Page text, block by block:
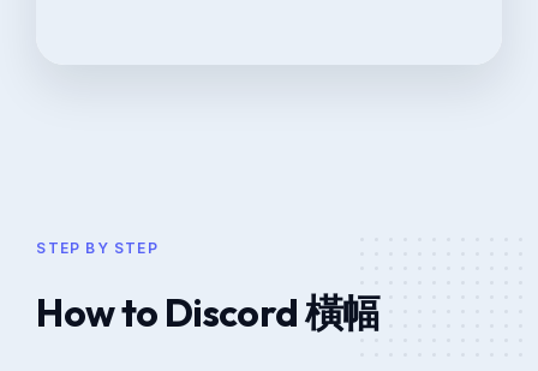
STEP BY STEP
How to Discord 橫幅